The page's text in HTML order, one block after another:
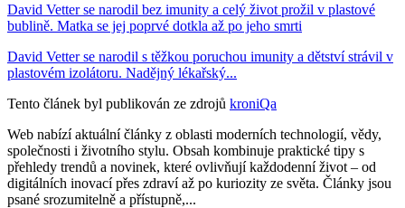
David Vetter se narodil bez imunity a celý život prožil v plastové
bublině. Matka se jej poprvé dotkla až po jeho smrti
David Vetter se narodil s těžkou poruchou imunity a dětství strávil v
plastovém izolátoru. Nadějný lékařský...
Tento článek byl publikován ze zdrojů kroniQa
Web nabízí aktuální články z oblasti moderních technologií, vědy,
společnosti i životního stylu. Obsah kombinuje praktické tipy s
přehledy trendů a novinek, které ovlivňují každodenní život – od
digitálních inovací přes zdraví až po kuriozity ze světa. Články jsou
psané srozumitelně a přístupně,...